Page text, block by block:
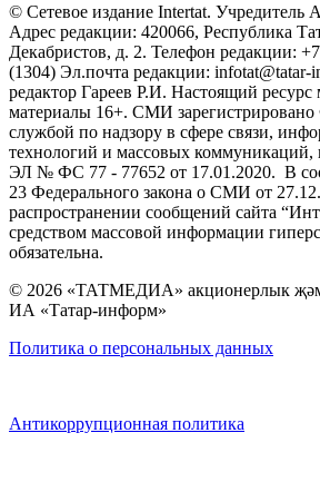
© Сетевое издание Intertat.
Адрес редакции: 420066, Республика
Декабристов, д. 2. Телефон редакции:
(1304) Эл.почта редакции:
редактор Гареев Р.И. Настоящий ресурс
материалы 16+. СМИ зарегистрировано
службой по надзору в сфере связи,
технологий и массовых коммуникаций,
ЭЛ № ФС 77 - 77652 от 17.01.2020. В
23 Федерального закона о СМИ от
распространении сообщений сайта
средством массовой информации
обязательна.
© 2026 «ТАТМЕДИА» акционерлык
ИА «Татар-информ»
Политика о персональных данных
Антикоррупционная политика